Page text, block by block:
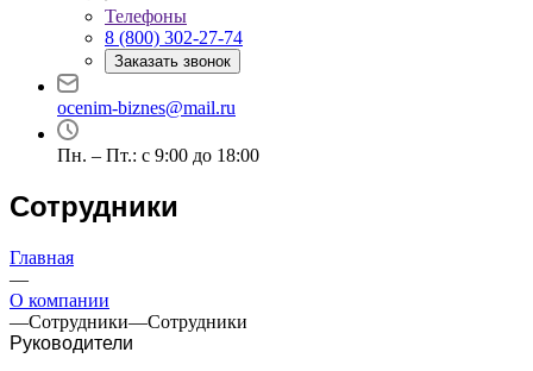
Телефоны
8 (800) 302-27-74
Заказать звонок
ocenim-biznes@mail.ru
Пн. – Пт.: с 9:00 до 18:00
Сотрудники
Главная
—
О компании
—Сотрудники—Сотрудники
Руководители
Брянск
Бугульма
Бугуруслан
Буй
Бутурлиновка
Валдай
Валуйки
Великие Луки